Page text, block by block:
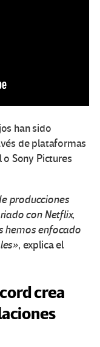
han sido
de plataformas
Sony Pictures
producciones
con Netflix,
hemos enfocado
, explica el
crea